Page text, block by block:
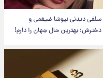
سلفی دیدنی نیوشا ضیغمی و
دخترش؛ بهترین حال جهان را دارم!